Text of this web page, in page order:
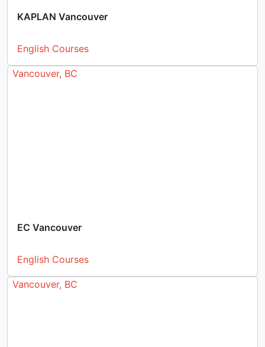
KAPLAN Vancouver
English Courses
Vancouver, BC
EC Vancouver
English Courses
Vancouver, BC